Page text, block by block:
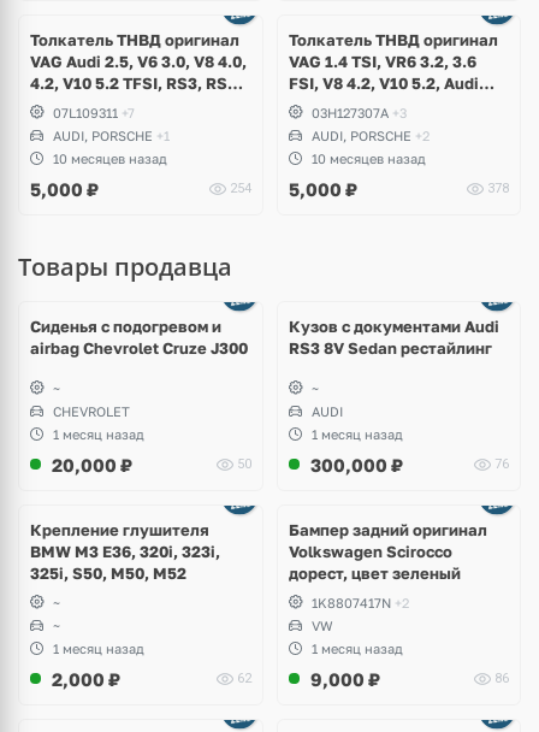
Толкатель ТНВД оригинал
VAG Audi 2.5, V6 3.0, V8 4.0,
4.2, V10 5.2 TFSI, RS3, RS4
B8, RS5, A6, S6, RS6 C7, A7,
S7, RS7, A8, S8, TTRS, R8,
SQ5, Q7, Porsche Cayenne,
Bentley, Lamborghini
07L109311 +7
AUDI, PORSCHE +1
10 месяцев назад
5,000 ₽ 254
Толкатель ТНВД оригинал
VAG 1.4 TSI, VR6 3.2, 3.6
FSI, V8 4.2, V10 5.2, Audi
RS4 B7, S5 B8, A6, S6 C6, A8
D3, Q7, R8, Volkswagen
Passat B6 R36, CC, Touareg
GP, NF, Teramont, Porsche
Cayenne
03H127307A +3
AUDI, PORSCHE +2
10 месяцев назад
5,000 ₽ 378
Товары продавца
Сиденья с подогревом и
airbag Chevrolet Cruze J300
~
CHEVROLET
1 месяц назад
20,000 ₽ 50
Кузов с документами Audi
RS3 8V Sedan рестайлинг
~
AUDI
1 месяц назад
300,000 ₽ 76
Крепление глушителя
BMW M3 E36, 320i, 323i,
325i, S50, M50, M52
~
~
1 месяц назад
2,000 ₽ 62
Бампер задний оригинал
Volkswagen Scirocco
дорест, цвет зеленый
1K8807417N +2
VW
1 месяц назад
9,000 ₽ 86